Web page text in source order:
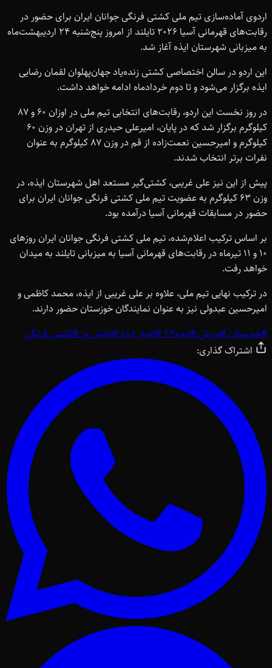
اردوی آماده‌سازی تیم ملی کشتی فرنگی جوانان ایران برای حضور در
رقابت‌های قهرمانی آسیا 2026 تایلند از امروز پنج‌شنبه 24 اردیبهشت‌ماه
به میزبانی شهرستان ایذه آغاز شد.
این اردو در سالن اختصاصی کشتی زنده‌یاد جهان‌پهلوان لقمان رضایی
ایذه برگزار می‌شود و تا دوم خردادماه ادامه خواهد داشت.
در روز نخست این اردو، رقابت‌های انتخابی تیم ملی در اوزان 60 و 87
کیلوگرم برگزار شد که در پایان، امیرعلی حیدری از تهران در وزن 60
کیلوگرم و امیرحسین نعمت‌زاده از قم در وزن 87 کیلوگرم به عنوان
نفرات برتر انتخاب شدند.
پیش از این نیز علی غریبی، کشتی‌گیر مستعد اهل شهرستان ایذه، در
وزن 63 کیلوگرم به عضویت تیم ملی کشتی فرنگی جوانان ایران برای
حضور در مسابقات قهرمانی آسیا درآمده بود.
بر اساس ترکیب اعلام‌شده، تیم ملی کشتی فرنگی جوانان ایران روزهای
10 و 11 تیرماه در رقابت‌های قهرمانی آسیا به میزبانی تایلند به میدان
خواهد رفت.
در ترکیب نهایی تیم ملی، علاوه بر علی غریبی از ایذه، محمد کاظمی و
امیرحسین عبدولی نیز به عنوان نمایندگان خوزستان حضور دارند.
#خوزستان#ورزش#ایذه24 #اخبار ایذه#اخبار روز#کشتی فرنگی
اشتراک گذاری: